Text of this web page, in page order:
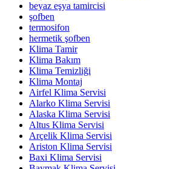
beyaz eşya tamircisi
şofben
termosifon
hermetik şofben
Klima Tamir
Klima Bakım
Klima Temizliği
Klima Montaj
Airfel Klima Servisi
Alarko Klima Servisi
Alaska Klima Servisi
Altus Klima Servisi
Arçelik Klima Servisi
Ariston Klima Servisi
Baxi Klima Servisi